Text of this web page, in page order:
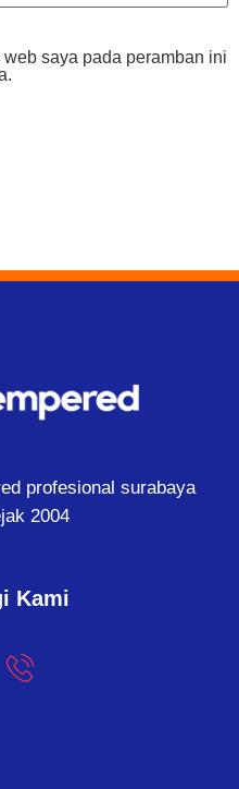
saya pada peramban ini
profesional surabaya
2004
Kami